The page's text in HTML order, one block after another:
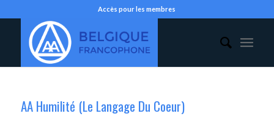
Accès pour les membres
AA Humilité (Le Langage Du Coeur)